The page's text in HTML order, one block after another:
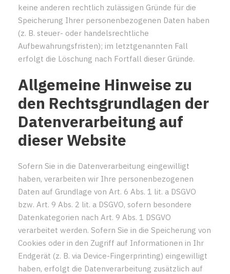
keine anderen rechtlich zulässigen Gründe für die
Speicherung Ihrer personenbezogenen Daten haben
(z. B. steuer- oder handelsrechtliche
Aufbewahrungsfristen); im letztgenannten Fall
erfolgt die Löschung nach Fortfall dieser Gründe.
Allgemeine Hinweise zu
den Rechtsgrundlagen der
Datenverarbeitung auf
dieser Website
Sofern Sie in die Datenverarbeitung eingewilligt
haben, verarbeiten wir Ihre personenbezogenen
Daten auf Grundlage von Art. 6 Abs. 1 lit. a DSGVO
bzw. Art. 9 Abs. 2 lit. a DSGVO, sofern besondere
Datenkategorien nach Art. 9 Abs. 1 DSGVO
verarbeitet werden. Sofern Sie in die Speicherung von
Cookies oder in den Zugriff auf Informationen in Ihr
Endgerät (z. B. via Device-Fingerprinting) eingewilligt
haben, erfolgt die Datenverarbeitung zusätzlich auf